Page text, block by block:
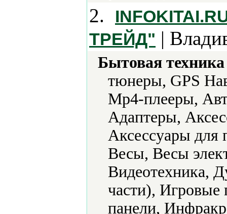
2.
ТРЕЙД" |
Бытовая
тюнеры, GPS
Mp4-плееры,
Адаптеры,
Аксессуары для
Весы, Весы
Видеотехника,
части), Игровые
панели,